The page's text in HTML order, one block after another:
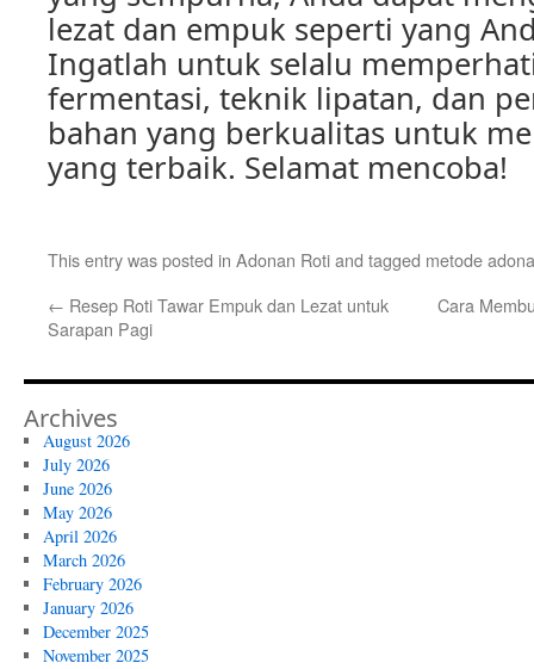
lezat dan empuk seperti yang
Ingatlah untuk selalu
fermentasi, teknik lipatan, dan
bahan yang berkualitas untuk
yang terbaik. Selamat mencoba!
This entry was posted in Adonan Rotiand tagged metode
← Resep Roti Tawar Empuk dan Lezat untuk
Sarapan Pagi
Cara
Archives
August 2026
July 2026
June 2026
May 2026
April 2026
March 2026
February 2026
January 2026
December 2025
November 2025